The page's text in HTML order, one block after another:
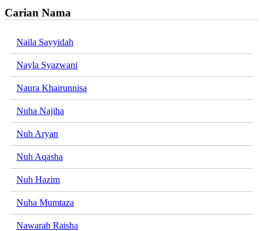
Carian Nama
Naila Sayyidah
Nayla Syazwani
Naura Khairunnisa
Nuha Najiha
Nuh Aryan
Nuh Aqasha
Nuh Hazim
Nuha Mumtaza
Nawarah Raisha